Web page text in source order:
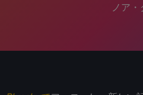
ノア